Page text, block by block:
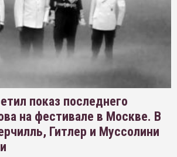
показ последнего
на фестивале в Москве. В
Гитлер и Муссолини